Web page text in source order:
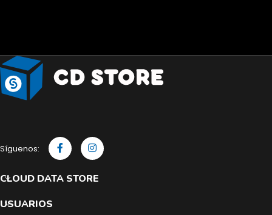
Síguenos:
CLOUD DATA STORE
USUARIOS